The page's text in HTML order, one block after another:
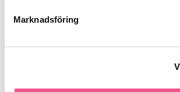
Marknadsföring
Finns i: